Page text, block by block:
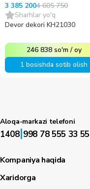
3 385 2004 605 750
Sharhlar yo'q
Devor dekori KH21030
246 838 so'm /oy
1 bosishda sotib olish
Aloqa-markazi telefoni
1408|998 78 555 33 55
Kompaniya haqida
Xaridorga